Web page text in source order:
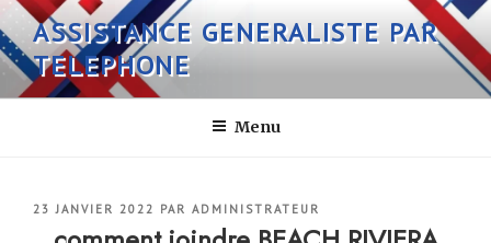
Aller
au
contenu
principal
ASSISTANCE GENERALISTE PAR
TELEPHONE
Menu
PUBLIÉ
23 JANVIER 2022 PAR ADMINISTRATEUR